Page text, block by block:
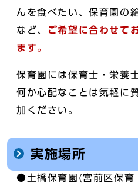
んを食べたい、保育園の
など、
ご希望に合わせて
ます。
保育園には保育士・栄養
何か心配なことは気軽に
加ください。
実施場所
●土橋保育園(宮前区保育